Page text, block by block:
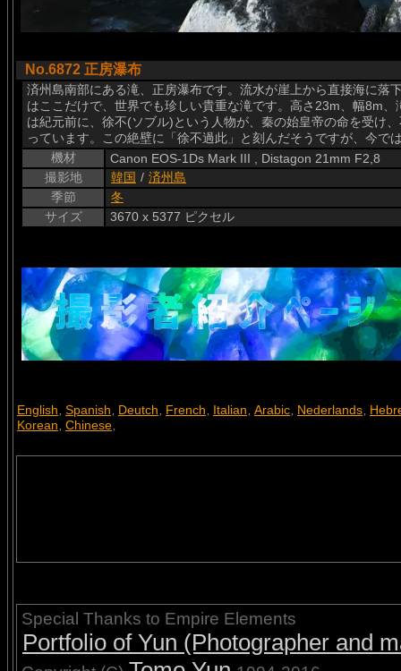
No.6872 正房瀑布
済州島南部にある滝、正房瀑布です。流水が崖上から直接海に落
はここだけで、世界でも珍しい貴重な滝です。高さ23m、幅8m
は紀元前に、徐不(ソブル)という人物が、秦の始皇帝の命を受け
っています。この絶壁に「徐不過此」と刻んだそうですが、今で
機材
Canon EOS-1Ds Mark III , Distagon 21mm F2,8
撮影地
韓国 / 済州島
季節
冬
サイズ
3670 x 5377 ピクセル
English, Spanish, Deutch, French, Italian, Arabic, Nederlands,
Korean, Chinese,
Special Thanks to Empire Elements
Portfolio of Yun (Photographer and